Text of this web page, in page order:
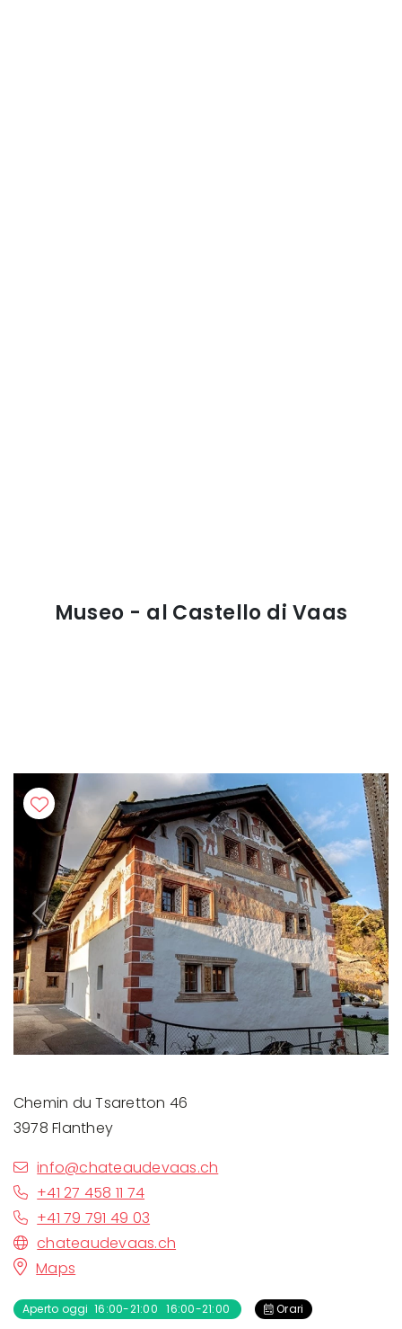
Museo - al Castello di Vaas
Previous Next
Chemin du Tsaretton 46
3978 Flanthey
info@chateaudevaas.ch
+41 27 458 11 74
+41 79 791 49 03
chateaudevaas.ch
Maps
Aperto oggi 16:00-21:00 16:00-21:00 Orari